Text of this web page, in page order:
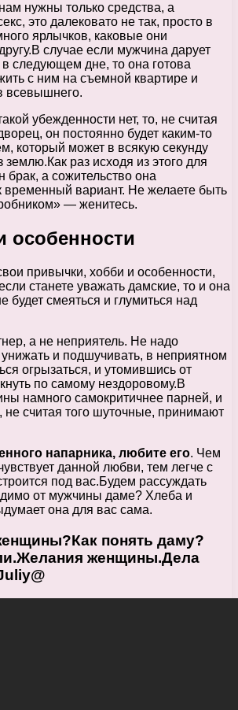
нужны только средства, а
это далековато не так, просто в
ярлычков, каковые они
случае если мужчина дарует
следующем дне, то она готова
с ним на съемной квартире и
всевышнего.
убежденности нет, то, не считая
он постоянно будет каким-то
который может в всякую секунду
землю.Как раз исходя из этого для
а сожительство она
временный вариант. Не желаете быть
— женитесь.
особенности
привычки, хобби и особенности,
станете уважать дамские, то и она
будет смеяться и глумиться над
а не неприятель. Не надо
унижать и подшучивать, в неприятном
огрызаться, и утомившись от
по самому нездоровому.В
намного самокритичнее парней, и
не считая того шуточные, принимают
напарника, любите его. Чем
данной любви, тем легче с
под вас.Будем рассуждать
от мужчины даме? Хлеба и
она для вас сама.
понять даму?
женщины.Дела